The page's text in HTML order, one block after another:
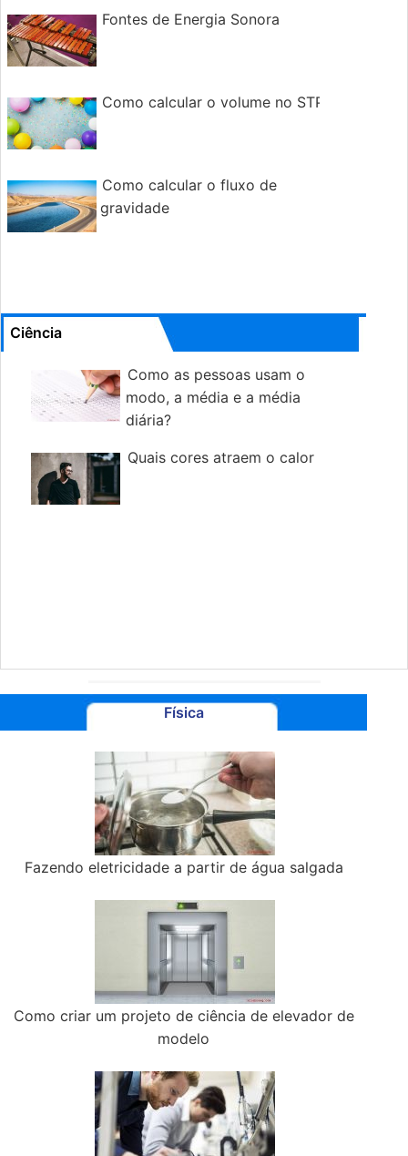
Fontes de Energia Sonora
Como calcular o volume no STP
Como calcular o fluxo de
gravidade
Ciência
Como as pessoas usam o
modo, a média e a média
diária?
Quais cores atraem o calor
Física
Fazendo eletricidade a partir de água salgada
Como criar um projeto de ciência de elevador de
modelo